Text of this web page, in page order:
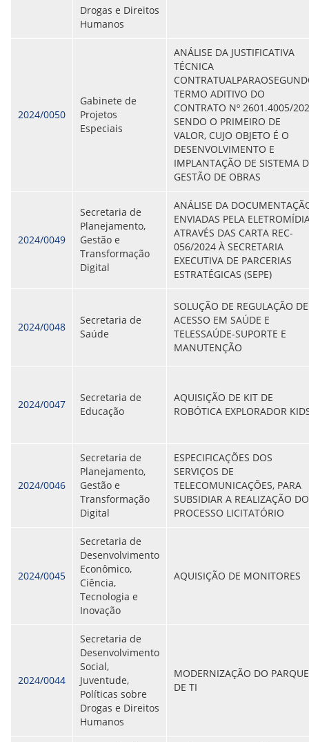
Drogas e Direitos
Humanos
2024/0050
Gabinete de
Projetos
Especiais
ANÁLISE DA JUSTIFICATIVA
TÉCNICA
TERMO ADITIVO DO
CONTRATO Nº 2601.4005/
SENDO O PRIMEIRO DE
VALOR, CUJO OBJETO É O
DESENVOLVIMENTO E
IMPLANTAÇÃO DE SISTEMA
GESTÃO DE OBRAS
2024/0049
Secretaria de
Planejamento,
Gestão e
Transformação
Digital
ANÁLISE DA
ENVIADAS PELA
ATRAVÉS DAS CARTA REC-
056/2024 À SECRETARIA
EXECUTIVA DE PARCERIAS
ESTRATÉGICAS (SEPE)
2024/0048
Secretaria de
Saúde
SOLUÇÃO DE REGULAÇÃO DE
ACESSO EM SAÚDE E
TELESSAÚDE-SUPORTE E
MANUTENÇÃO
2024/0047
Secretaria de
Educação
AQUISIÇÃO DE KIT DE
ROBÓTICA EXPLORADOR
2024/0046
Secretaria de
Planejamento,
Gestão e
Transformação
Digital
ESPECIFICAÇÕES DOS
SERVIÇOS DE
TELECOMUNICAÇÕES, PARA
SUBSIDIAR A REALIZAÇÃO DO
PROCESSO LICITATÓRIO
2024/0045
Secretaria de
Desenvolvimento
Econômico,
Ciência,
Tecnologia e
Inovação
AQUISIÇÃO DE MONITORES
2024/0044
Secretaria de
Desenvolvimento
Social,
Juventude,
Políticas sobre
Drogas e Direitos
Humanos
MODERNIZAÇÃO DO PARQUE
DE TI